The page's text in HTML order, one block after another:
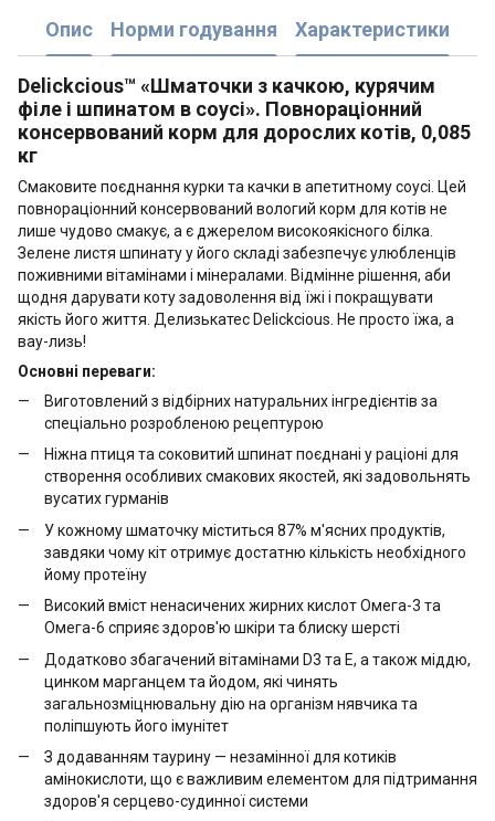
Опис Норми годування Характеристики
Delickcious™ «Шматочки з качкою, курячим
філе і шпинатом в соусі». Повнораціонний
консервований корм для дорослих котів, 0,085
кг
Смаковите поєднання курки та качки в апетитному соусі. Цей
повнораціонний консервований вологий корм для котів не
лише чудово смакує, а є джерелом високоякісного білка.
Зелене листя шпинату у його складі забезпечує улюбленців
поживними вітамінами і мінералами. Відмінне рішення, аби
щодня дарувати коту задоволення від їжі і покращувати
якість його життя. Делизькатес Delickcious. Не просто їжа, а
вау-лизь!
Основні переваги:
Виготовлений з відбірних натуральних інгредієнтів за
спеціально розробленою рецептурою
Ніжна птиця та соковитий шпинат поєднані у раціоні для
створення особливих смакових якостей, які задовольнять
вусатих гурманів
У кожному шматочку міститься 87% м'ясних продуктів,
завдяки чому кіт отримує достатню кількість необхідного
йому протеїну
Високий вміст ненасичених жирних кислот Омега-3 та
Омега-6 сприяє здоров'ю шкіри та блиску шерсті
Додатково збагачений вітамінами D3 та Е, а також міддю,
цинком марганцем та йодом, які чинять
загальнозміцнювальну дію на організм нявчика та
поліпшують його імунітет
З додаванням таурину — незамінної для котиків
амінокислоти, що є важливим елементом для підтримання
здоров'я серцево-судинної системи